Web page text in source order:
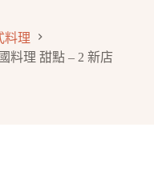
料理
料理 甜點 – 2 新店